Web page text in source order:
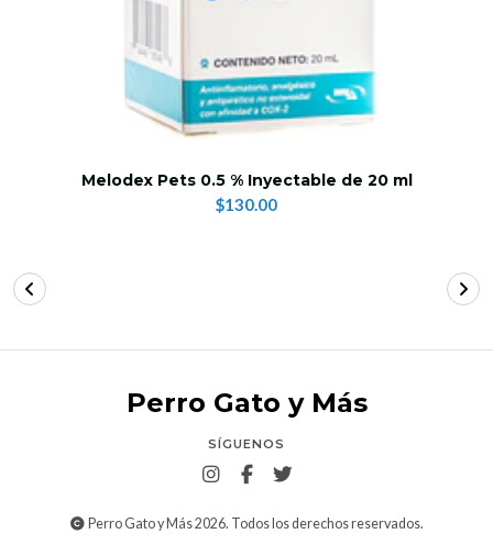
Melodex Pets 0.5 % Inyectable de 20 ml
$130.00
Perro Gato y Más
SÍGUENOS
Perro Gato y Más 2026. Todos los derechos reservados.